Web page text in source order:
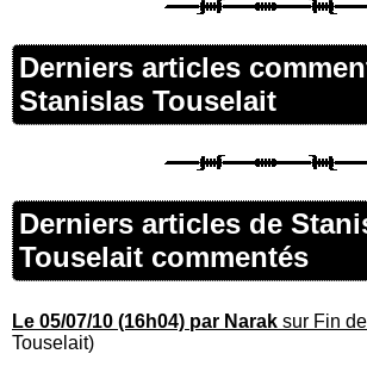
Derniers articles
Stanislas Touselait
Derniers articles de
Touselait commentés
Le 05/07/10 (16h04) par Narak sur Fin
Touselait)